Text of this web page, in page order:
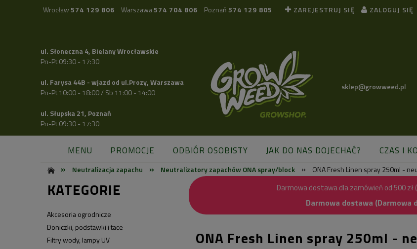
Wrocław 574 129 806 Warszawa574 704 806 Poznań 574 129 805 ZAREJESTRUJ SIĘ ZALOGUJ SIĘ
ul. Słoneczna 4, Bielany Wrocławskie
Pn-Pt 09:30 - 17:30
ul. Farysa 44B - wjazd od ul.Prozy, Warszawa
Pn-Pt 10:00 - 18:00 / Sb 11:00 - 14:00
ul. Słupska 21, Poznań
Pn-Pt 09:30 - 17:30
sklep@growweed.pl
MENU PROMOCJE ODBIÓR OSOBISTY JAK DO NAS DOJECHAĆ? CZAS I
BLOG
» Neutralizacja zapachu » Neutralizatory zapachów ONA spray/block » ONA Fresh Linen spray 250ml -
KATEGORIE
Akcesoria ogrodnicze
Doniczki, podstawki i tace
Filtry wody, lampy UV
Darmowa dostawa dla zamówień od 500 zł
Darmowa dostawa (Darmowa
ONA Fresh Linen spray 250ml -